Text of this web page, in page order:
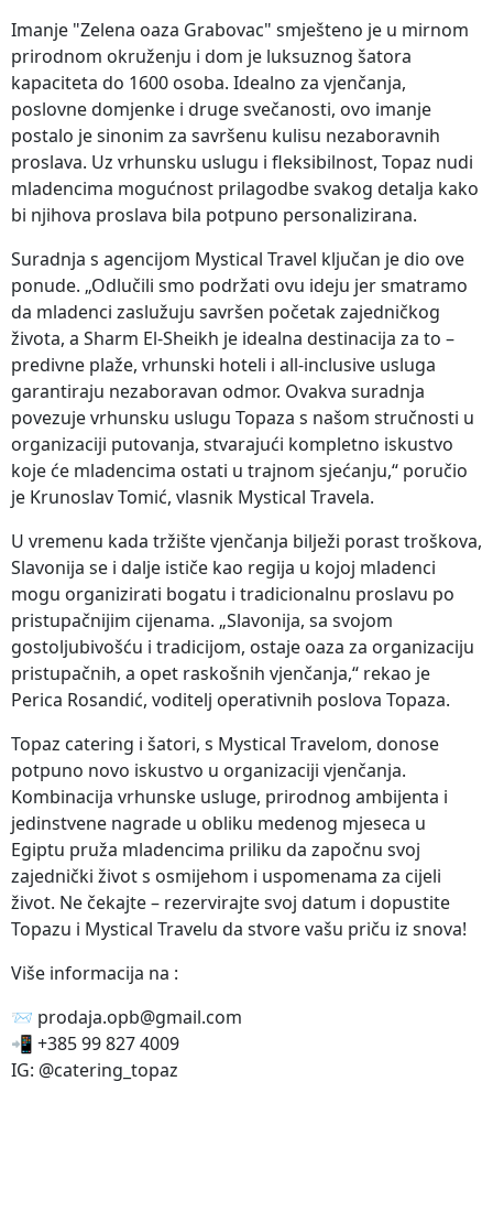
Imanje "Zelena oaza Grabovac" smješteno je u mirnom
prirodnom okruženju i dom je luksuznog šatora
kapaciteta do 1600 osoba. Idealno za vjenčanja,
poslovne domjenke i druge svečanosti, ovo imanje
postalo je sinonim za savršenu kulisu nezaboravnih
proslava. Uz vrhunsku uslugu i fleksibilnost, Topaz nudi
mladencima mogućnost prilagodbe svakog detalja kako
bi njihova proslava bila potpuno personalizirana.
Suradnja s agencijom Mystical Travel ključan je dio ove
ponude. „Odlučili smo podržati ovu ideju jer smatramo
da mladenci zaslužuju savršen početak zajedničkog
života, a Sharm El-Sheikh je idealna destinacija za to –
predivne plaže, vrhunski hoteli i all-inclusive usluga
garantiraju nezaboravan odmor. Ovakva suradnja
povezuje vrhunsku uslugu Topaza s našom stručnosti u
organizaciji putovanja, stvarajući kompletno iskustvo
koje će mladencima ostati u trajnom sjećanju,“ poručio
je Krunoslav Tomić, vlasnik Mystical Travela.
U vremenu kada tržište vjenčanja bilježi porast troškova,
Slavonija se i dalje ističe kao regija u kojoj mladenci
mogu organizirati bogatu i tradicionalnu proslavu po
pristupačnijim cijenama. „Slavonija, sa svojom
gostoljubivošću i tradicijom, ostaje oaza za organizaciju
pristupačnih, a opet raskošnih vjenčanja,“ rekao je
Perica Rosandić, voditelj operativnih poslova Topaza.
Topaz catering i šatori, s Mystical Travelom, donose
potpuno novo iskustvo u organizaciji vjenčanja.
Kombinacija vrhunske usluge, prirodnog ambijenta i
jedinstvene nagrade u obliku medenog mjeseca u
Egiptu pruža mladencima priliku da započnu svoj
zajednički život s osmijehom i uspomenama za cijeli
život. Ne čekajte – rezervirajte svoj datum i dopustite
Topazu i Mystical Travelu da stvore vašu priču iz snova!
Više informacija na :
📨 prodaja.opb@gmail.com
📲 +385 99 827 4009
IG: @catering_topaz